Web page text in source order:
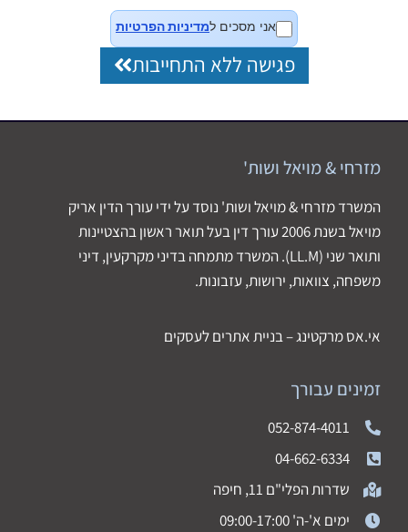
אני מסכים למדיניות הפרטיות
פגישה ללא התחייבות
מזרחי & מויאל ושות'
המשרד מזרחי & מויאל ושות' נוסד על ידי עורך הדין אריק
מויאל בשנת 2006 עורך דין בעל תואר ראשון בהצטיינות
ותואר שני (LL.M). המשרד מתמחה בדיני מקרקעין, דיני
משפחה, צוואות, ירושות, עזבונות.
אי.אס מרקטינג – בניית אתרים לעסקים
זמינים עבורך
052-874-4011
04-662-6334
שדרות הפלי"ם 11, חיפה
ימים א'-ה' 09:00-17:00